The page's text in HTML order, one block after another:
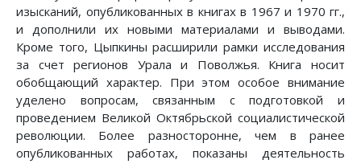
изысканий, опубликованных в книгах в 1967 и 1970 гг.,
и дополнили их новыми материалами и выводами.
Кроме того, Цыпкины расширили рамки исследования
за счет регионов Урала и Поволжья. Книга носит
обобщающий характер. При этом особое внимание
уделено вопросам, связанным с подготовкой и
проведением Великой Октябрьской социалистической
революции. Более разносторонне, чем в ранее
опубликованных работах, показаны деятельность